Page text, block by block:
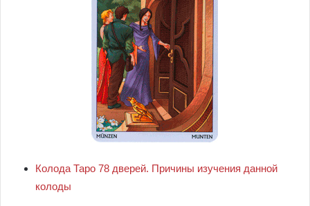
Колода Таро 78 дверей. Причины изучения данной
колоды